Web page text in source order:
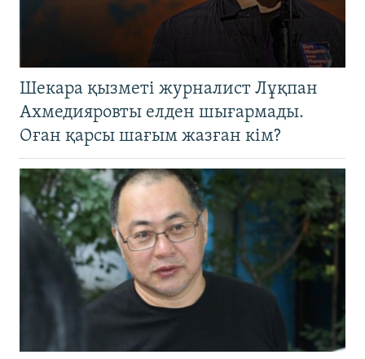
Шекара қызметі журналист Лұқпан
Ахмедияровты елден шығармады.
Оған қарсы шағым жазған кім?